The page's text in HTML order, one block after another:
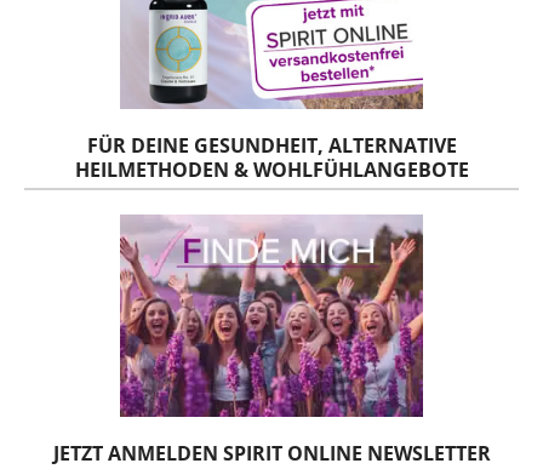
FÜR DEINE GESUNDHEIT, ALTERNATIVE
HEILMETHODEN & WOHLFÜHLANGEBOTE
JETZT ANMELDEN SPIRIT ONLINE NEWSLETTER